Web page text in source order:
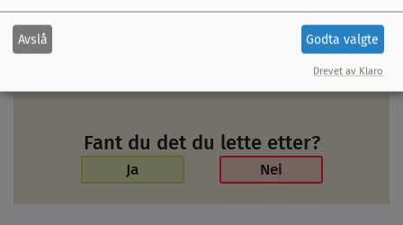
Vi gratulerer!
Fant du det du lette etter?
Ja Nei
Avslå Godta valgte
Drevet av Klaro